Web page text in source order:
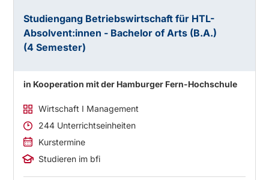
Studiengang Betriebswirtschaft für HTL-
Absolvent:innen - Bachelor of Arts (B.A.)
(4 Semester)
in Kooperation mit der Hamburger Fern-Hochschule
Wirtschaft I Management
244 Unterrichtseinheiten
Kurstermine
Studieren im bfi